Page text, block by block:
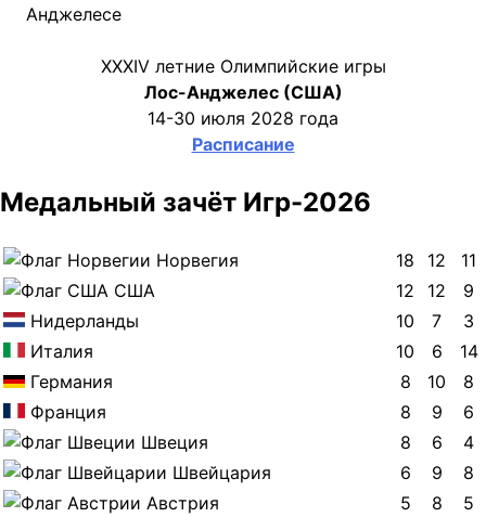
XXXIV летние Олимпийские игры
Лос-Анджелес (США)
14-30 июля 2028 года
Расписание
Медальный зачёт Игр-2026
Норвегия 18 12
11
США
12 12
9
Нидерланды
10 7
3
Италия
10 6
14
Германия
8 10
8
Франция
8 9
6
Швеция
8 6
4
Швейцария
6 9
8
Австрия
5 8
5